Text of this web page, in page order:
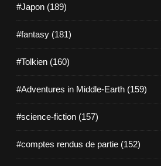
#Japon (189)
#fantasy (181)
#Tolkien (160)
#Adventures in Middle-Earth (159)
#science-fiction (157)
#comptes rendus de partie (152)